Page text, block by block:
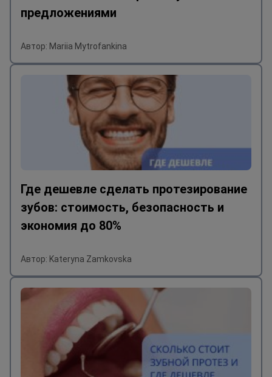
предложениями
Автор: Mariia Mytrofankina
Где дешевле сделать протезирование
зубов: стоимость, безопасность и
экономия до 80%
Автор: Kateryna Zamkovska